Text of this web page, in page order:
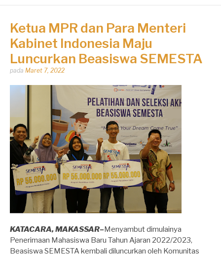
Ketua MPR dan Para Menteri
Kabinet Indonesia Maju
Luncurkan Beasiswa SEMESTA
Dipos
pada Maret 7, 2022
KATACARA, MAKASSAR–Menyambut dimulainya
Penerimaan Mahasiswa Baru Tahun Ajaran 2022/2023,
Beasiswa SEMESTA kembali diluncurkan oleh Komunitas